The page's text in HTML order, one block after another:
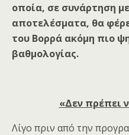
οποία, σε συνάρτηση
αποτελέσματα, θα
του Βορρά ακόμη πιο
βαθμολογίας.
«Δεν πρέπει
Λίγο πριν από την